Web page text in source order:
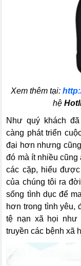
Xem thêm tại:
hệ
Như quý khách
càng phát triển
đại hơn nhưng
đó mà ít nhiều
các cặp, hiểu
của chúng tôi ra
sống tình dục để
hơn trong tình yêu,
tệ nạn xã họi như
truyền các bệnh xã